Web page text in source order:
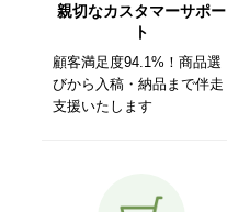
親切なカスタマーサポー
ト
顧客満足度94.1%！商品選
びから入稿・納品まで伴走
支援いたします